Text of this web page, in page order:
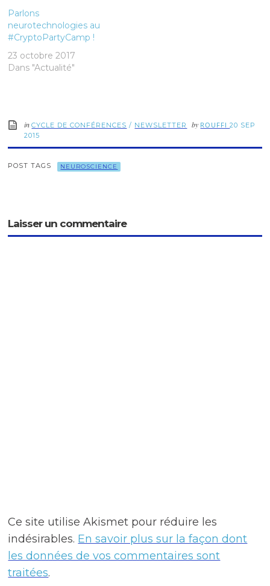
Parlons
neurotechnologies au
#CryptoPartyCamp !
23 octobre 2017
Dans "Actualité"
inCYCLE DE CONFÉRENCES / NEWSLETTER by ROUFFI20 SEP
2015
POST TAGS NEUROSCIENCE
Laisser un commentaire
Ce site utilise Akismet pour réduire les
indésirables. En savoir plus sur la façon dont
les données de vos commentaires sont
traitées.